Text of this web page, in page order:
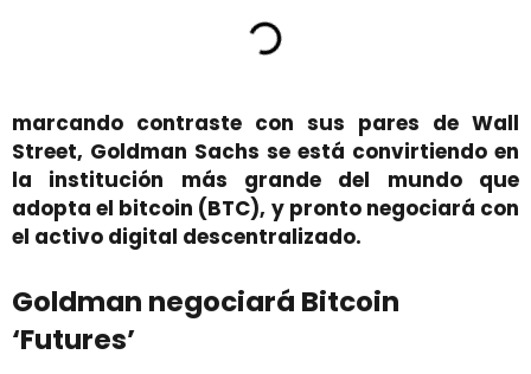
marcando contraste con sus pares de Wall
Street, Goldman Sachs se está convirtiendo en
la institución más grande del mundo que
adopta el bitcoin (BTC), y pronto negociará con
el activo digital descentralizado.
Goldman negociará Bitcoin
‘Futures’